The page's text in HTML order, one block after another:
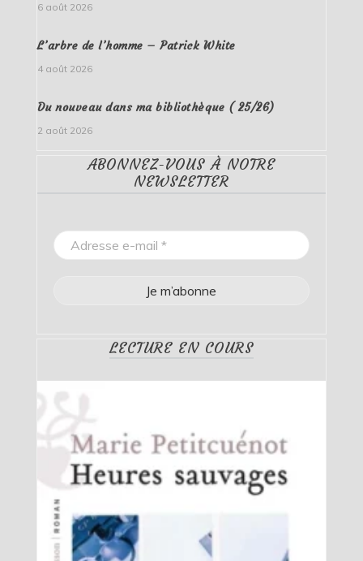
6 août 2026
L’arbre de l’homme – Patrick White
4 août 2026
Du nouveau dans ma bibliothèque ( 25/26)
2 août 2026
ABONNEZ-VOUS À NOTRE
NEWSLETTER
LECTURE EN COURS